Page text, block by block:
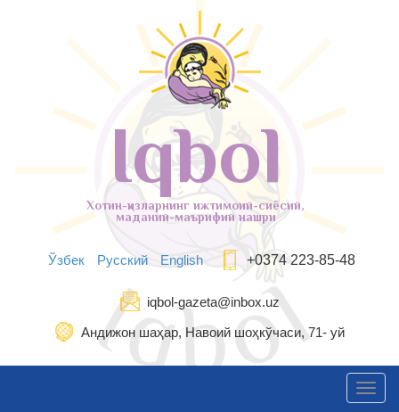
Iqbol
Хотин-қизларнинг ижтимоий-сиёсий,
маданий-маърифий нашри
Ўзбек Русский English +0374 223-85-48
iqbol-gazeta@inbox.uz
Андижон шаҳар, Навоий шоҳкўчаси, 71- уй